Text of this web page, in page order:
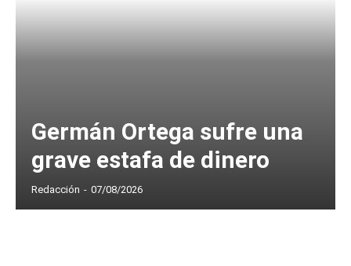
Germán Ortega sufre una
grave estafa de dinero
Redacción - 07/08/2026